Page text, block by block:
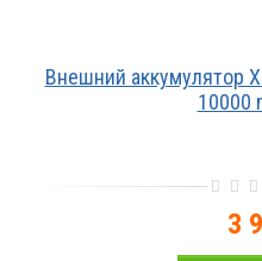
Внешний аккумулятор
10000
3